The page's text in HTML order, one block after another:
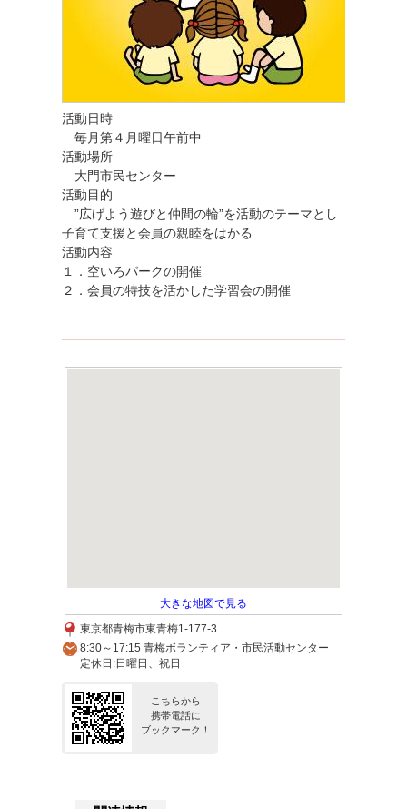
活動日時
毎月第４月曜日午前中
活動場所
大門市民センター
活動目的
”広げよう遊びと仲間の輪”を活動のテーマとし
子育て支援と会員の親睦をはかる
活動内容
１．空いろパークの開催
２．会員の特技を活かした学習会の開催
大きな地図で見る
東京都青梅市東青梅1-177-3
8:30～17:15 青梅ボランティア・市民活動センター
定休日:日曜日、祝日
こちらから
携帯電話に
ブックマーク！